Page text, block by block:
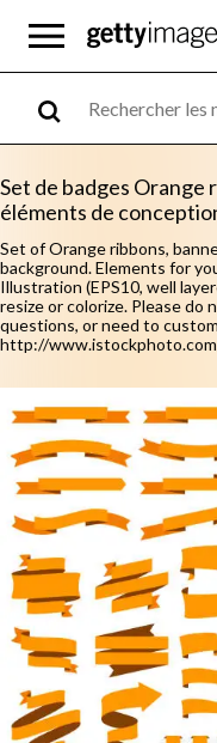
Set de badges Orange
éléments de
Set of Orange ribbons,
background. Elements for
Illustration (EPS10, well
resize or colorize. Please
questions, or need to
http://